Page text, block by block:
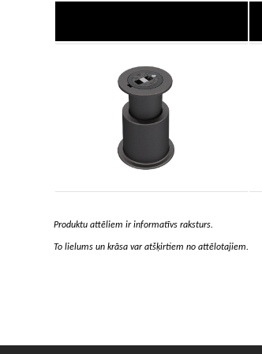
Produktu attēliem ir informatīvs raksturs.
To lielums un krāsa var atšķirtiem no attēlotajiem.